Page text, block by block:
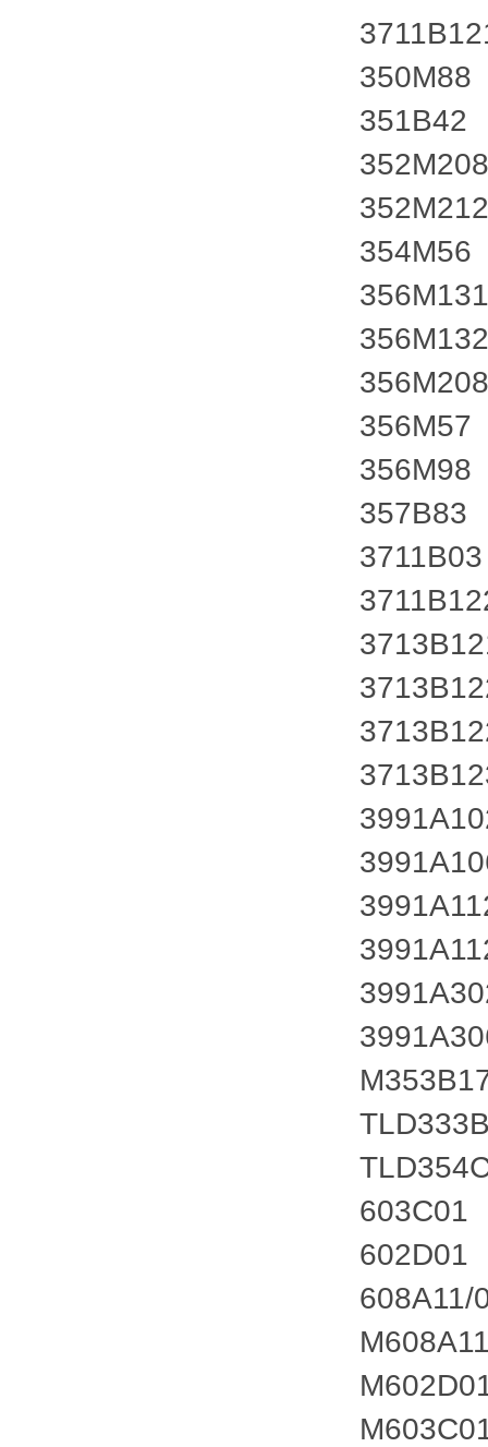
350M88
351B42
352M208
352M212
354M56
356M131
356M132
356M208
356M57
356M98
357B83
3711B03
603C01
602D01
608A11/